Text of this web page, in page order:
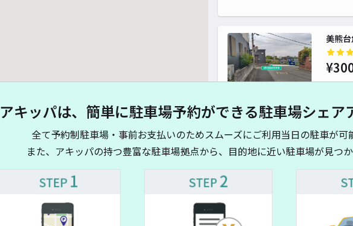
美熊
貸出時間
長さ
アキッパは、簡単に駐車場予約ができる駐車場シェア
全て予約制駐車場・事前お支払いのためスムーズにご利用当日の駐車が可
また、アキッパの持つ豊富な駐車場拠点から、目的地に近い駐車場が見つか